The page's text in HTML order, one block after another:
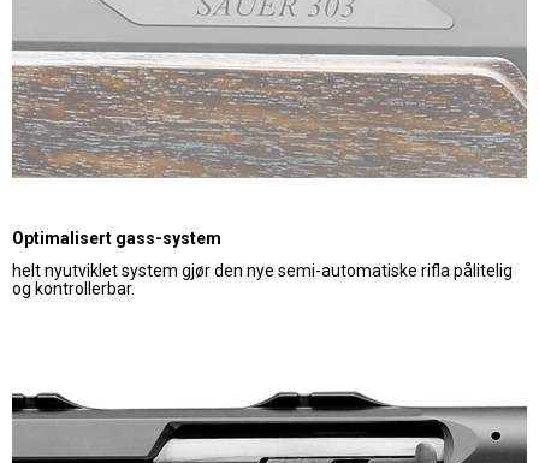
Optimalisert gass-system
helt nyutviklet system gjør den nye semi-automatiske rifla pålitelig
og kontrollerbar.